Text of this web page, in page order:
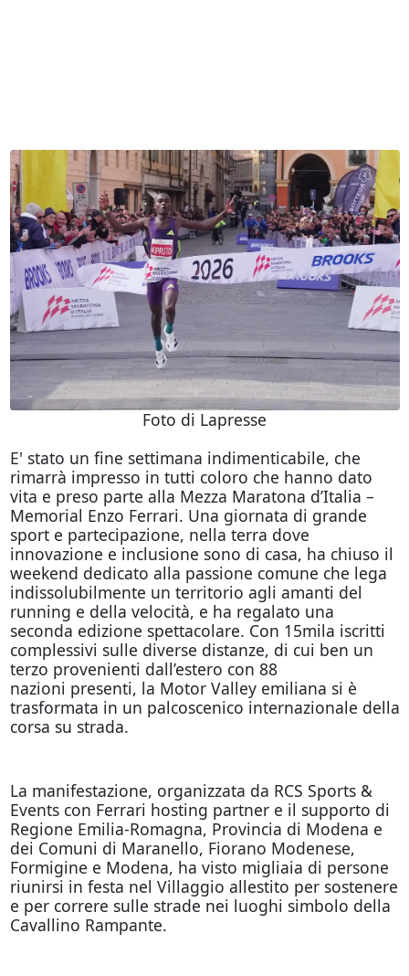
Foto di Lapresse
E' stato un fine settimana indimenticabile, che
rimarrà impresso in tutti coloro che hanno dato
vita e preso parte alla Mezza Maratona d’Italia –
Memorial Enzo Ferrari. Una giornata di grande
sport e partecipazione, nella terra dove
innovazione e inclusione sono di casa, ha chiuso il
weekend dedicato alla passione comune che lega
indissolubilmente un territorio agli amanti del
running e della velocità, e ha regalato una
seconda edizione spettacolare. Con 15mila iscritti
complessivi sulle diverse distanze, di cui ben un
terzo provenienti dall’estero con 88
nazioni presenti, la Motor Valley emiliana si è
trasformata in un palcoscenico internazionale della
corsa su strada.
La manifestazione, organizzata da RCS Sports &
Events con Ferrari hosting partner e il supporto di
Regione Emilia-Romagna, Provincia di Modena e
dei Comuni di Maranello, Fiorano Modenese,
Formigine e Modena, ha visto migliaia di persone
riunirsi in festa nel Villaggio allestito per sostenere
e per correre sulle strade nei luoghi simbolo della
Cavallino Rampante.